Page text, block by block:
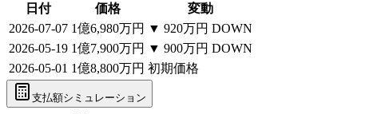
日付 価格
変動
2026-07-07 1億6,980万円 ▼ 920万円 DOWN
2026-05-19 1億7,900万円 ▼ 900万円 DOWN
2026-05-01 1億8,800万円 初期価格
支払額シミュレーション